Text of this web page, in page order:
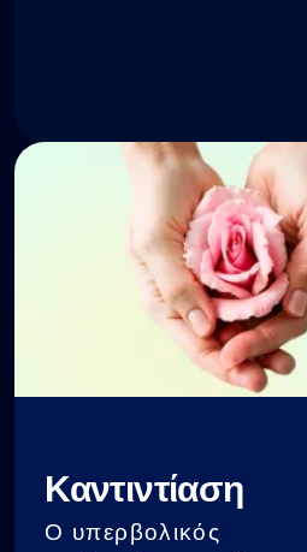
αποτελεσματικά λόγω
εμφάνισης
Καντιντίαση
Ο υπερβολικός